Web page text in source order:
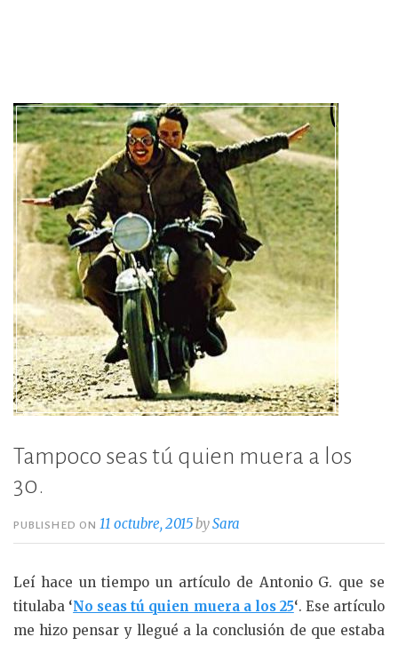
Tampoco seas tú quien muera a los
30.
PUBLISHED ON11 octubre, 2015bySara
Leí hace un tiempo un artículo de Antonio G. que se
titulaba ‘No seas tú quien muera a los 25‘. Ese artículo
me hizo pensar y llegué a la conclusión de que estaba